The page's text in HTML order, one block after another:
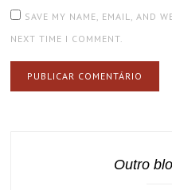
SAVE MY NAME, EMAIL, AND
NEXT TIME I COMMENT.
Outro